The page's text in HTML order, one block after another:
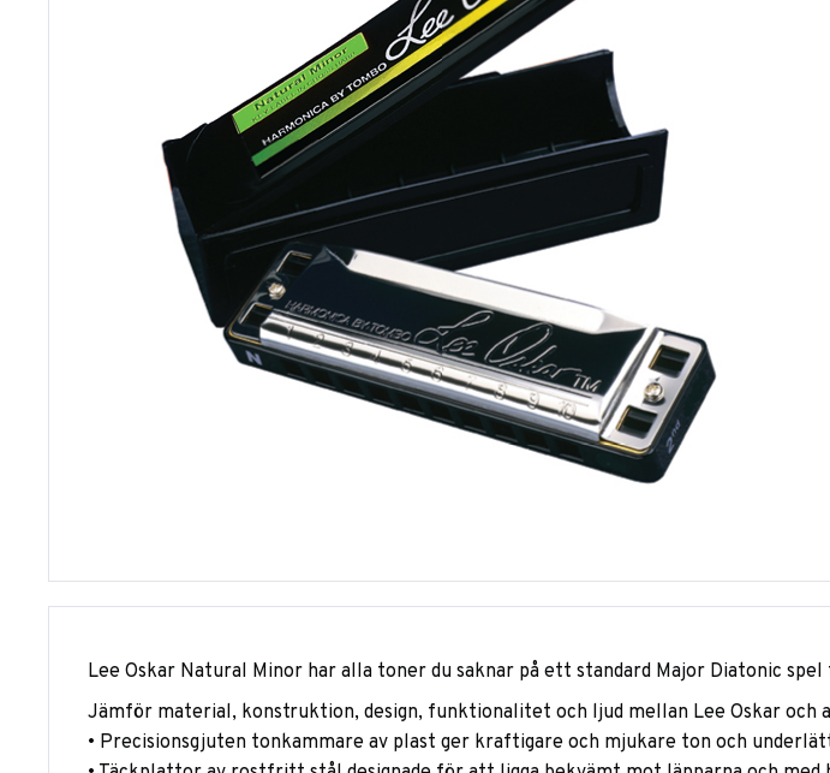
Lee Oskar Natural Minor har alla toner du saknar på ett standard Major Diatonic
Jämför material, konstruktion, design, funktionalitet och ljud mellan Lee Oskar och
• Precisionsgjuten tonkammare av plast ger kraftigare och mjukare ton och